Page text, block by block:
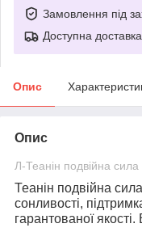
Замовлення під
Доступна доставка
Опис
Опис
Л-Теанін подвійна
Теанін подвійна сила
сонливості,
гарантованої